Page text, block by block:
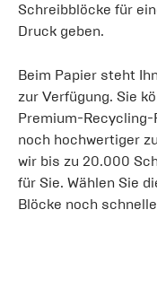
Schreibblöcke für
Druck geben.
Beim Papier steht
zur Verfügung. Sie
Premium-Recycling-
noch hochwertiger
wir bis zu 20.000
für Sie. Wählen Sie
Blöcke noch